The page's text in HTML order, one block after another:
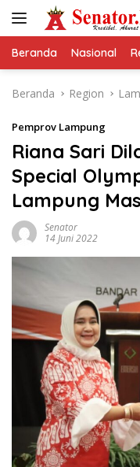
Beranda Nasional
Beranda Region
Pemprov Lampung
Riana Sari
Special
Lampung
Senator
14 Juni 2022